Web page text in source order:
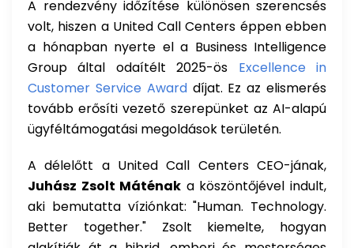
A rendezvény időzítése különösen szerencsés
volt, hiszen a United Call Centers éppen ebben
a hónapban nyerte el a Business Intelligence
Group által odaítélt 2025-ös Excellence in
Customer Service Awarddíjat. Ez az elismerés
tovább erősíti vezető szerepünket az AI-alapú
ügyféltámogatási megoldások területén.
A délelőtt a United Call Centers CEO-jának,
Juhász Zsolt Máténak a köszöntőjével indult,
aki bemutatta víziónkat: "Human. Technology.
Better together." Zsolt kiemelte, hogyan